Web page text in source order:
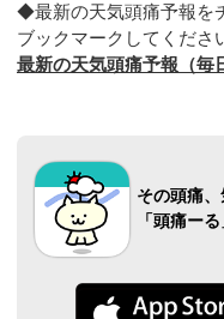
◆最新の天気頭痛予報を
ブックマークしてくださ
最新の天気頭痛予報（毎
その頭痛
「頭痛ー